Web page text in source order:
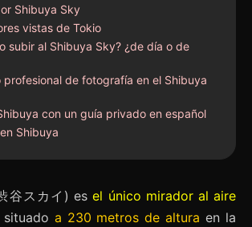
Shibuya Sky
vistas de Tokio
subir al Shibuya Sky? ¿de día o de
profesional de fotografía en el Shibuya
con un guía privado en español
Shibuya
谷スカイ) esel único mirador al aire
situado a 230 metros de altura en la